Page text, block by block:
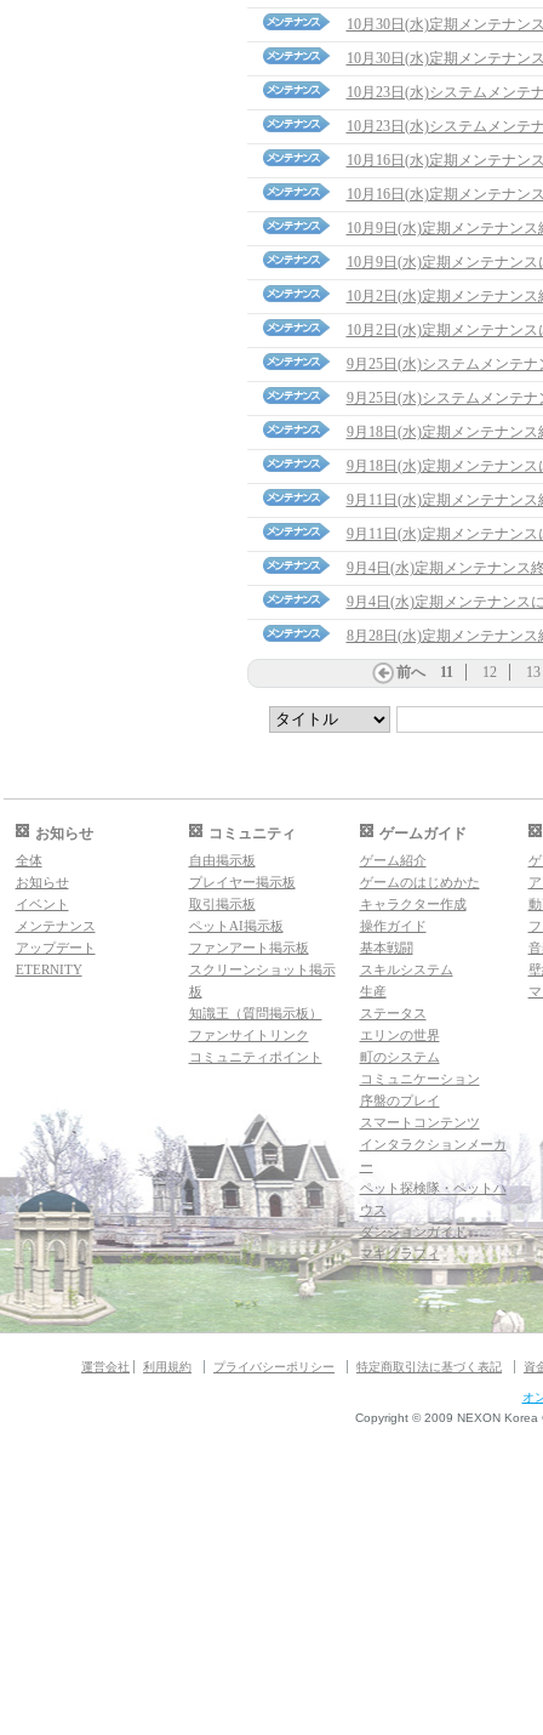
10月30日(水)定期メンテナン
10月30日(水)定期メンテナン
10月23日(水)システムメンテ
10月23日(水)システムメンテ
10月16日(水)定期メンテナン
10月16日(水)定期メンテナン
10月9日(水)定期メンテナン
10月9日(水)定期メンテナンス
10月2日(水)定期メンテナン
10月2日(水)定期メンテナンス
9月25日(水)システムメンテ
9月25日(水)システムメンテナ
9月18日(水)定期メンテナン
9月18日(水)定期メンテナンス
9月11日(水)定期メンテナン
9月11日(水)定期メンテナンス
9月4日(水)定期メンテナンス
9月4日(水)定期メンテナンス
8月28日(水)定期メンテナン
前へ 11 12 13
お知らせ
全体
お知らせ
イベント
メンテナンス
アップデート
ETERNITY
コミュニティ
自由掲示板
プレイヤー掲示板
取引掲示板
ペットAI掲示板
ファンアート掲示板
スクリーンショット掲示
板
知識王（質問掲示板）
ファンサイトリンク
コミュニティポイント
ゲームガイド
ゲーム紹介
ゲームのはじめかた
キャラクター作成
操作ガイド
基本戦闘
スキルシステム
生産
ステータス
エリンの世界
町のシステム
コミュニケーション
序盤のプレイ
スマートコンテンツ
インタラクションメーカ
ー
ペット探検隊・ペットハ
ウス
ダンジョンガイド
マギグラフィ
運営会社 利用規約 プライバシーポリシー 特定商取引法に基づく表記 資
オ
Copyright © 2009 NEXON Korea